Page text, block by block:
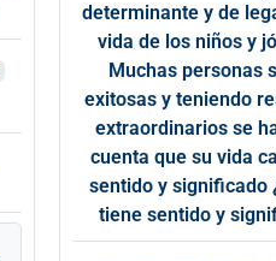
determinante y de
vida de los niños y
Muchas personas
exitosas y teniendo
extraordinarios se
cuenta que su vida
sentido y significado
tiene sentido y